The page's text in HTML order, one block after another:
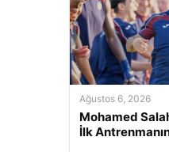
Ağustos 6, 2026
Mohamed
İlk